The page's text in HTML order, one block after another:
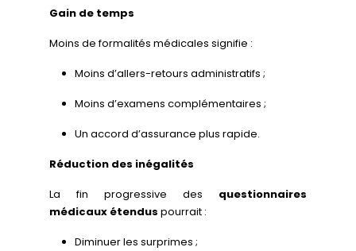
Gain de temps
Moins de formalités médicales signifie :
Moins d’allers-retours administratifs ;
Moins d’examens complémentaires ;
Un accord d’assurance plus rapide.
Réduction des inégalités
La fin progressive des questionnaires
médicaux étendus pourrait :
Diminuer les surprimes ;